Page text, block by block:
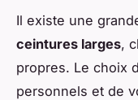
Il existe une
ceintures larges,
propres. Le choix
personnels et de